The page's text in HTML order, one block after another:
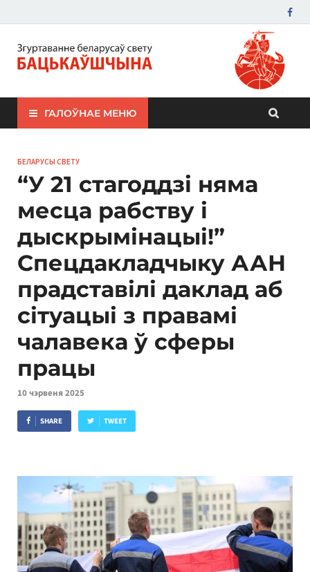
ЗБС "Бацькаўшчына"
ГАЛОЎНАЕ МЕНЮ
БЕЛАРУСЫ СВЕТУ
“У 21 стагоддзі няма
месца рабству і
дыскрымінацыі!”
Спецдакладчыку ААН
прадставілі даклад аб
сітуацыі з правамі
чалавека ў сферы
працы
10 чэрвеня 2025
SHARE TWEET